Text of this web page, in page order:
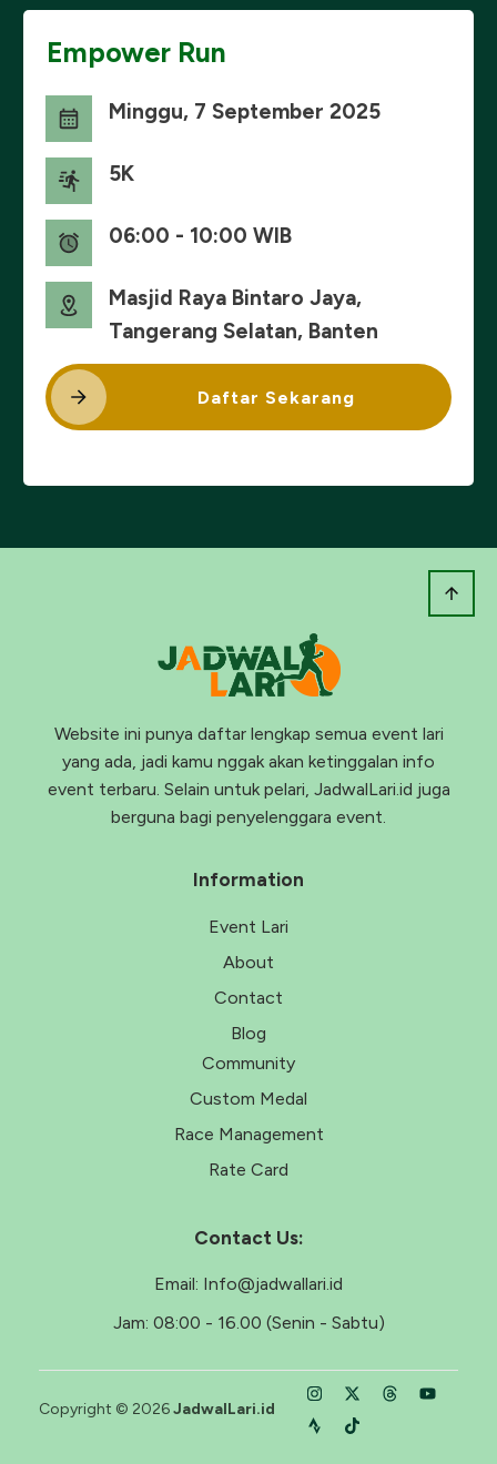
Empower Run
Minggu, 7 September 2025
5K
06:00 - 10:00 WIB
Masjid Raya Bintaro Jaya,
Tangerang Selatan, Banten
Daftar Sekarang
Website ini punya daftar lengkap semua event lari
yang ada, jadi kamu nggak akan ketinggalan info
event terbaru. Selain untuk pelari, JadwalLari.id juga
berguna bagi penyelenggara event.
Information
Event Lari
About
Contact
Blog
Community
Custom Medal
Race Management
Rate Card
Contact Us:
Email: Info@jadwallari.id
Jam: 08:00 - 16.00 (Senin - Sabtu)
Copyright © 2026JadwalLari.id